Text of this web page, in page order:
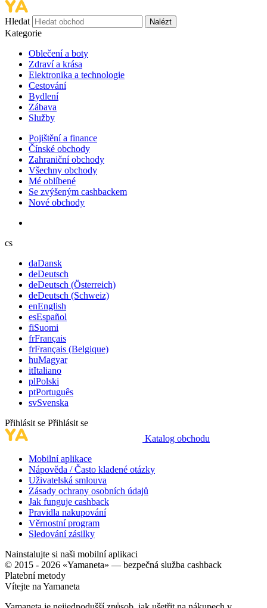
Hledat Nalézt
Kategorie
Oblečení a boty
Zdraví a krása
Elektronika a technologie
Cestování
Bydlení
Zábava
Služby
Pojištění a finance
Čínské obchody
Zahraniční obchody
Všechny obchody
Mé oblíbené
Se zvýšeným cashbackem
Nové obchody
cs
daDansk
deDeutsch
deDeutsch (Österreich)
deDeutsch (Schweiz)
enEnglish
esEspañol
fiSuomi
frFrançais
frFrançais (Belgique)
huMagyar
itItaliano
plPolski
ptPortuguês
svSvenska
Přihlásit se Přihlásit se
Katalog obchodu
Mobilní aplikace
Nápověda / Často kladené otázky
Uživatelská smlouva
Zásady ochrany osobních údajů
Jak funguje cashback
Pravidla nakupování
Věrnostní program
Sledování zásilky
Nainstalujte si naši mobilní aplikaci
© 2015 - 2026 «Yamaneta» — bezpečná služba cashback
Platební metody
Vítejte na Yamaneta